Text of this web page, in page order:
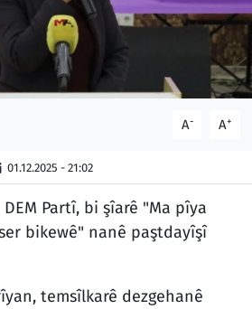
A- A+
01.12.2025 - 21:02
Partî, bi şîarê "Ma pîya
bikewê" nanê paştdayîşî
temsîlkarê dezgehanê